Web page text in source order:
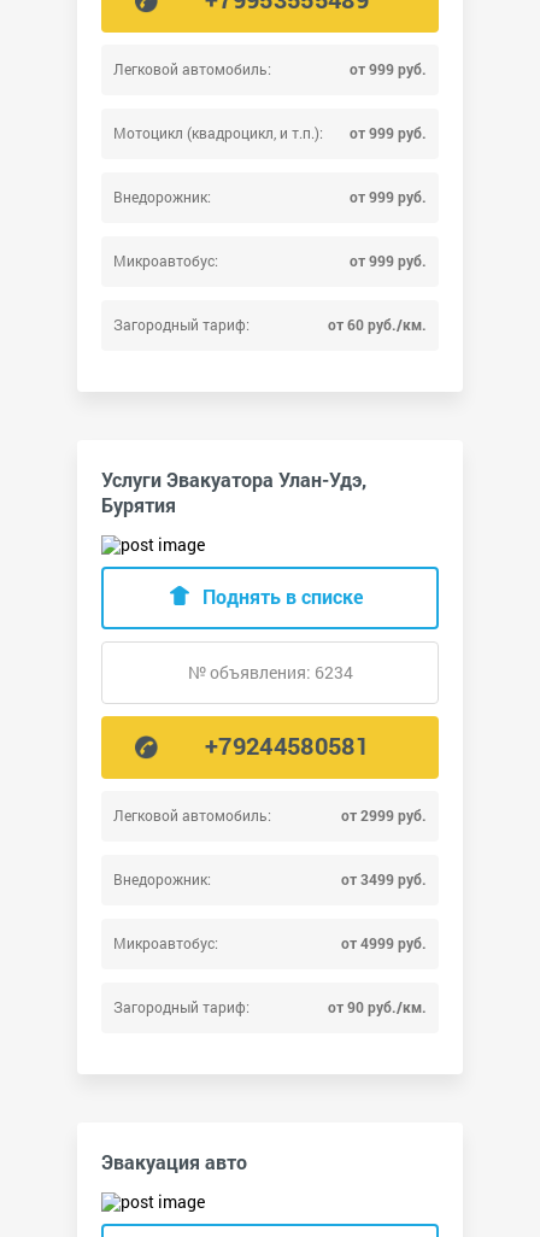
Легковой автомобиль: от 999 руб.
Мотоцикл (квадроцикл, и т.п.): от 999 руб.
Внедорожник: от 999 руб.
Микроавтобус: от 999 руб.
Загородный тариф: от 60 руб./км.
Услуги Эвакуатора Улан-Удэ,
Бурятия
Легковой автомобиль: от 2999 руб.
Внедорожник: от 3499 руб.
Микроавтобус: от 4999 руб.
Загородный тариф: от 90 руб./км.
Поднять в списке
№ объявления: 6234
+79244580581
Эвакуация авто